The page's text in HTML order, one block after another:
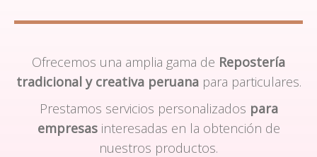
Ofrecemos una amplia gama de Repostería
tradicional y creativa peruanapara particulares.
Prestamos servicios personalizados para
empresasinteresadas en la obtención de
nuestros productos.